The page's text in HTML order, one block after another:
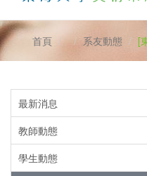
首頁 系友動態 [
最新消息
教師動態
學生動態